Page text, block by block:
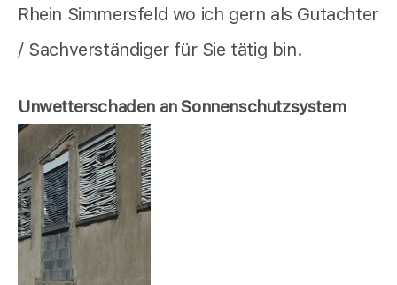
Rhein Simmersfeld wo ich gern als Gutachter
/ Sachverständiger für Sie tätig bin.
Unwetterschaden an Sonnenschutzsystem